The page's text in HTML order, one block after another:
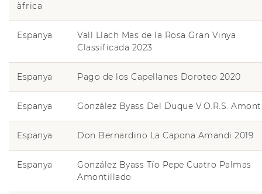
àfrica
Espanya
Vall Llach Mas de la Rosa Gran Vinya
Classificada 2023
Espanya Pago de los Capellanes Doroteo 2020
Espanya González Byass Del Duque V.O.R.S.
Espanya Don Bernardino La Capona Amandi 2019
Espanya
González Byass Tío Pepe Cuatro Palmas
Amontillado